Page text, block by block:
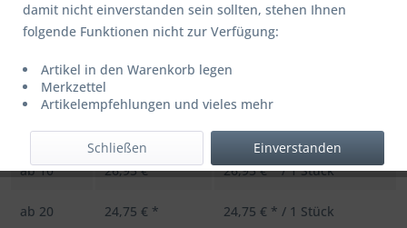
UVP: 44,99 € *
Menge
Stückpreis
Grundpreis
bis9 35,90 € * 35,90 € * / 1 Stück
ab10 26,95 € * 26,95 € * / 1 Stück
ab 20 24,75 € * 24,75 € * / 1 Stück
damit nicht einverstanden sein sollten, stehen Ihnen
folgende Funktionen nicht zur Verfügung:
Artikel in den Warenkorb legen
Merkzettel
Artikelempfehlungen und vieles mehr
Einverstanden
Schließen